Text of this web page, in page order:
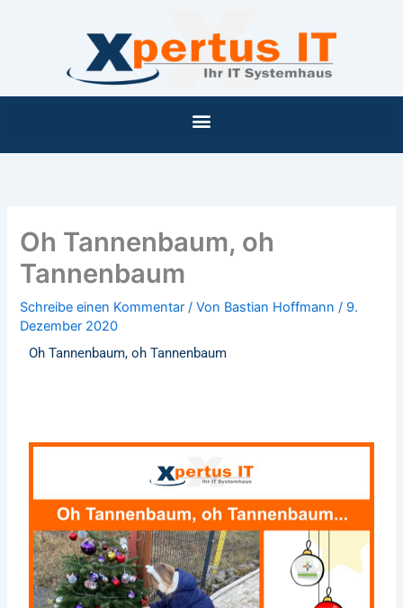
Oh Tannenbaum, oh
Tannenbaum
Schreibe einen Kommentar / Von Bastian Hoffmann/ 9.
Dezember 2020
Oh Tannenbaum, oh Tannenbaum